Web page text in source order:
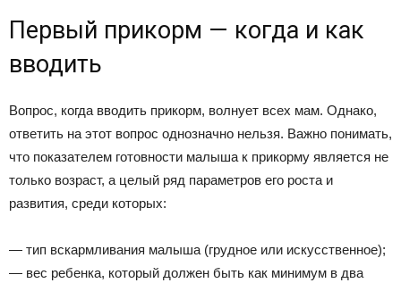
Первый прикорм — когда и как
вводить
Вопрос, когда вводить прикорм, волнует всех мам. Однако,
ответить на этот вопрос однозначно нельзя. Важно понимать,
что показателем готовности малыша к прикорму является не
только возраст, а целый ряд параметров его роста и
развития, среди которых:
— тип вскармливания малыша (грудное или искусственное);
— вес ребенка, который должен быть как минимум в два